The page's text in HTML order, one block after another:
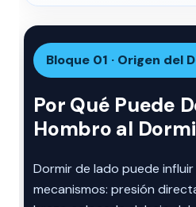
Bloque 01 · Origen del
Por Qué Puede
Hombro al
Dormir de lado puede
mecanismos: presión